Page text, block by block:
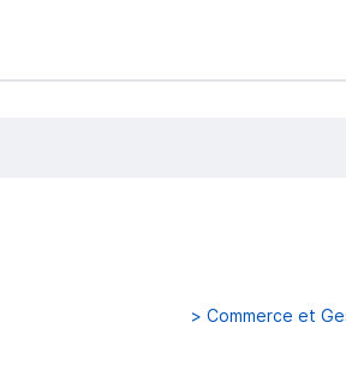
> Commerce et